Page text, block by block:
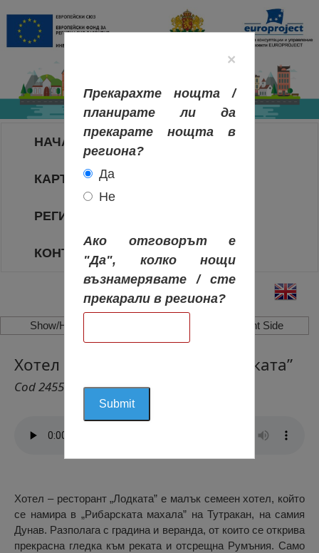
НАЧАЛО
КАРТА НА РЕГИОНИТЕ
РЕГИОНИ
КОНТАКТИ
Show/Hide Left Side Show/Hide Right Side
Хотел с рибен ресторант „Лодката”
Cod 2455
Хотел – ресторант „Лодката” е малък семеен хотел, който
се намира в „Рибарската махала” на Тутракан, на самия
Дунав. Разполага с градина и веранда, от които се открива
прекрасна гледка към реката и отсрещна Румъния. Само
×
Прекарахте нощта /
планирате ли да
прекарате нощта в
региона?
Да
Не
Ако отговорът е
"Да", колко нощи
възнамерявате / сте
прекарали в региона?